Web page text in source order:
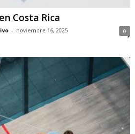
Costa Rica
- noviembre 16, 2025 0